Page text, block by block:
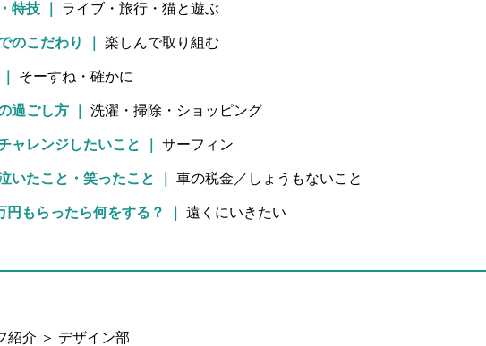
特技 ライブ・旅行・猫と遊ぶ
のこだわり 楽しんで取り組む
そーすね・確かに
過ごし方 洗濯・掃除・ショッピング
ャレンジしたいこと サーフィン
いたこと・笑ったこと 車の税金／しょうもないこと
円もらったら何をする？ 遠くにいきたい
紹介 ＞ デザイン部